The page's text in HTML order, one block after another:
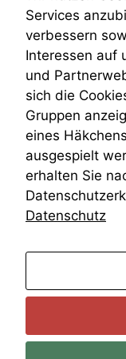
Venezuela
VRK
ZPO
Zustellfiktion
Zuständigkeit
Öffentliches
Services
verbessern
Interessen auf
und
sich die
Gruppen
eines
ausgespielt
erhalten Sie
Datenschutz